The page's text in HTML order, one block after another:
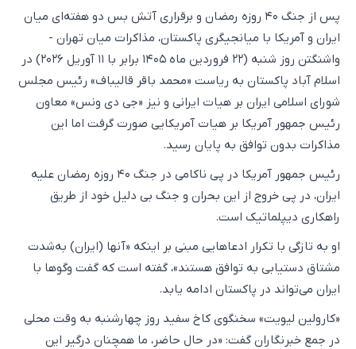
پس از جنگ ۴۰ روزه رمضان و برقراری آتش بس دو هفته‌ای میان
ایران و آمریکا با میانجیگری پاکستان، مذاکرات میان تهران -
واشنگتن روز شنبه (۲۲ فروردین ماه ۱۴۰۵ برابر با ۱۱ آوریل ۲۰۲۶) در
اسلام آباد پاکستان به ریاست «محمد باقر قالیباف» رئیس مجلس
شورای اسلامی ایران بر هیات ایرانی و نیز «جی دی ونس» معاون
رئیس جمهور آمریکا بر هیات آمریکایی صورت گرفت اما این
مذاکرات بدون توافق به پایان رسید.
رئیس جمهور آمریکا در پی ناکامی در جنگ ۴۰ روزه رمضان علیه
ایران، در پی خروج از این بحران و جنگ بی دلیل خود از طریق
راهکاری دیپلماتیک است.
او به تازگی با تکرار ادعاهایی مبنی بر اینکه «آنها (ایران) به‌شدت
مشتاق دستیابی به توافق هستند»، گفته است که گفت‌ وگوها با
ایران می‌تواند در پاکستان ادامه یابد.
«کارولین لیویت» سخنگوی کاخ سفید روز چهارشنبه به وقت محلی
در جمع خبرنگاران گفت: «در حال حاضر، ما همچنان درگیر این